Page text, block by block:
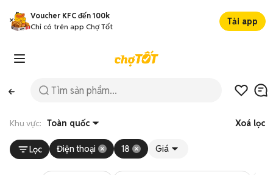
Voucher KFC đến 100k
Chỉ có trên app Chợ Tốt
Tải app
Khu vực: Toàn quốc Xoá lọc
Lọc Điện thoại 18 Giá